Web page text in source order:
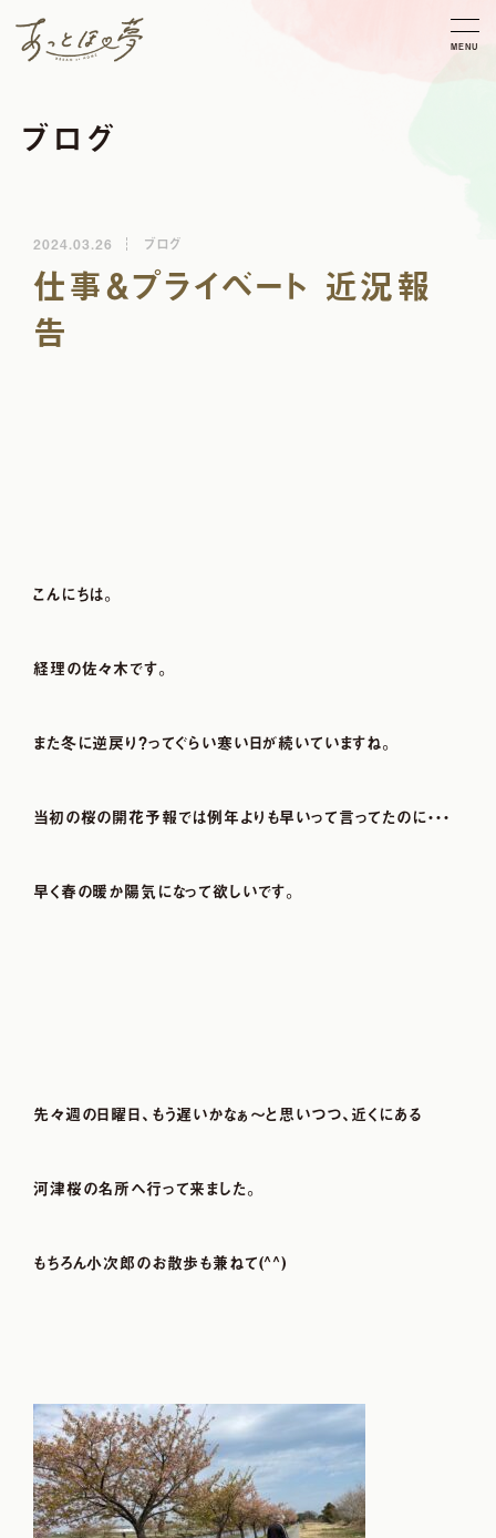
MENU
ブログ
2024.03.26 ブログ
仕事＆プライベート 近況報
告
こんにちは。
経理の佐々木です。
また冬に逆戻り？ってぐらい寒い日が続いていますね。
当初の桜の開花予報では例年よりも早いって言ってたのに・・・
早く春の暖か陽気になって欲しいです。
先々週の日曜日、もう遅いかなぁ～と思いつつ、近くにある
河津桜の名所へ行って来ました。
もちろん小次郎のお散歩も兼ねて(^^)